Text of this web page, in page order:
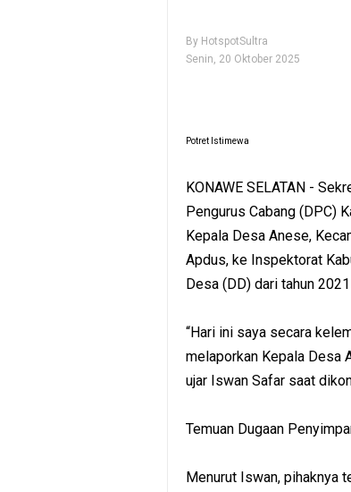
By HotspotSultra
Senin, 20 Oktober 2025
Potret Istimewa
KONAWE SELATAN -
Pengurus Cabang (DPC)
Kepala Desa Anese,
Apdus, ke Inspektorat
Desa (DD) dari tahun
“Hari ini saya secara
melaporkan Kepala Desa
ujar Iswan Safar saat
Temuan Dugaan
Menurut Iswan, pihaknya